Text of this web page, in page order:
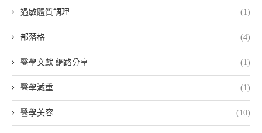
過敏體質調理 (1)
部落格 (4)
醫學文獻 網路分享 (1)
醫學減重 (1)
醫學美容 (10)